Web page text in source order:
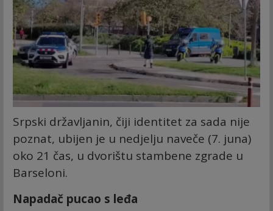
Srpski državljanin, čiji identitet za sada nije
poznat, ubijen je u nedjelju naveče (7. juna)
oko 21 čas, u dvorištu stambene zgrade u
Barseloni.
Napadač pucao s leđa